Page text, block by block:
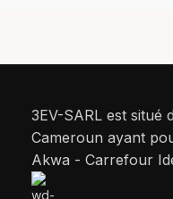
3EV-SARL est situé
Cameroun ayant
Akwa - Carrefour